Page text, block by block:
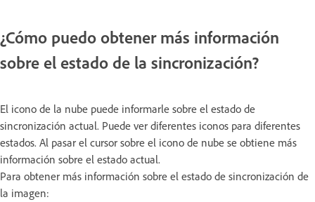
¿Cómo puedo obtener más información
sobre el estado de la sincronización?
El icono de la nube puede informarle sobre el estado de
sincronización actual. Puede ver diferentes iconos para diferentes
estados. Al pasar el cursor sobre el icono de nube se obtiene más
información sobre el estado actual.
Para obtener más información sobre el estado de sincronización de
la imagen: